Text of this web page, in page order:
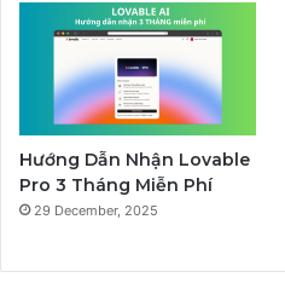
Hướng Dẫn Nhận Lovable
Pro 3 Tháng Miễn Phí
29 December, 2025